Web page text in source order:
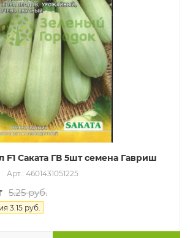
F1 Саката ГВ 5шт семена Гавриш
Арт.: 4601431051225
5.25руб.
3.15 руб.